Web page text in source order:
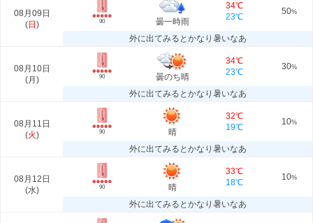
08月09日
(日 ) 90 曇一時雨
34℃
23℃
50%
外に出てみるとかなり暑いなあ
08月10日
(月 ) 90 曇のち晴
34℃
23℃
30%
外に出てみるとかなり暑いなあ
08月11日
(火) 90 晴
32℃
19℃
10%
外に出てみるとかなり暑いなあ
08月12日
(水) 90 晴
33℃
18℃
10%
外に出てみるとかなり暑いなあ